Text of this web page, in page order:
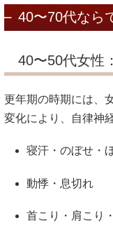
40〜70代なら
40〜50代女性
更年期の時期には、
変化により、自律神
寝汗・のぼせ・
動悸・息切れ
首こり・肩こり